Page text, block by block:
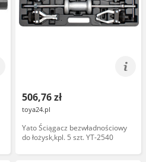
506,76 zł
toya24.pl
Yato Ściągacz bezwładnościowy
do łożysk,kpl. 5 szt. YT-2540